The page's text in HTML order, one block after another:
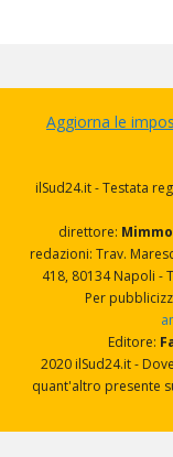
Aggiorna le
ilSud24.it - Testata
direttore:
redazioni: Trav.
418, 80134 Napoli -
Per
Editore:
2020 ilSud24.it -
quant'altro presente